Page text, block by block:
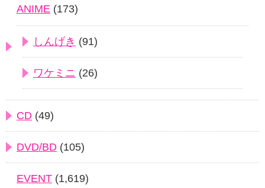
ANIME (173)
しんげき (91)
ワケミニ (26)
CD (49)
DVD/BD (105)
EVENT (1,619)